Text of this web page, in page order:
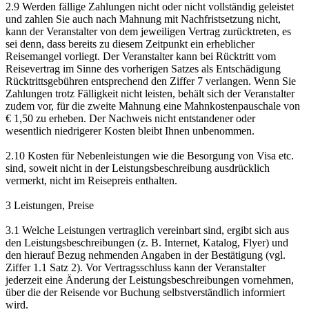
2.9 Werden fällige Zahlungen nicht oder nicht vollständig geleistet
und zahlen Sie auch nach Mahnung mit Nachfristsetzung nicht,
kann der Veranstalter von dem jeweiligen Vertrag zurücktreten, es
sei denn, dass bereits zu diesem Zeitpunkt ein erheblicher
Reisemangel vorliegt. Der Veranstalter kann bei Rücktritt vom
Reisevertrag im Sinne des vorherigen Satzes als Entschädigung
Rücktrittsgebühren entsprechend den Ziffer 7 verlangen. Wenn Sie
Zahlungen trotz Fälligkeit nicht leisten, behält sich der Veranstalter
zudem vor, für die zweite Mahnung eine Mahnkostenpauschale von
€ 1,50 zu erheben. Der Nachweis nicht entstandener oder
wesentlich niedrigerer Kosten bleibt Ihnen unbenommen.
2.10 Kosten für Nebenleistungen wie die Besorgung von Visa etc.
sind, soweit nicht in der Leistungsbeschreibung ausdrücklich
vermerkt, nicht im Reisepreis enthalten.
3 Leistungen, Preise
3.1 Welche Leistungen vertraglich vereinbart sind, ergibt sich aus
den Leistungsbeschreibungen (z. B. Internet, Katalog, Flyer) und
den hierauf Bezug nehmenden Angaben in der Bestätigung (vgl.
Ziffer 1.1 Satz 2). Vor Vertragsschluss kann der Veranstalter
jederzeit eine Änderung der Leistungsbeschreibungen vornehmen,
über die der Reisende vor Buchung selbstverständlich informiert
wird.